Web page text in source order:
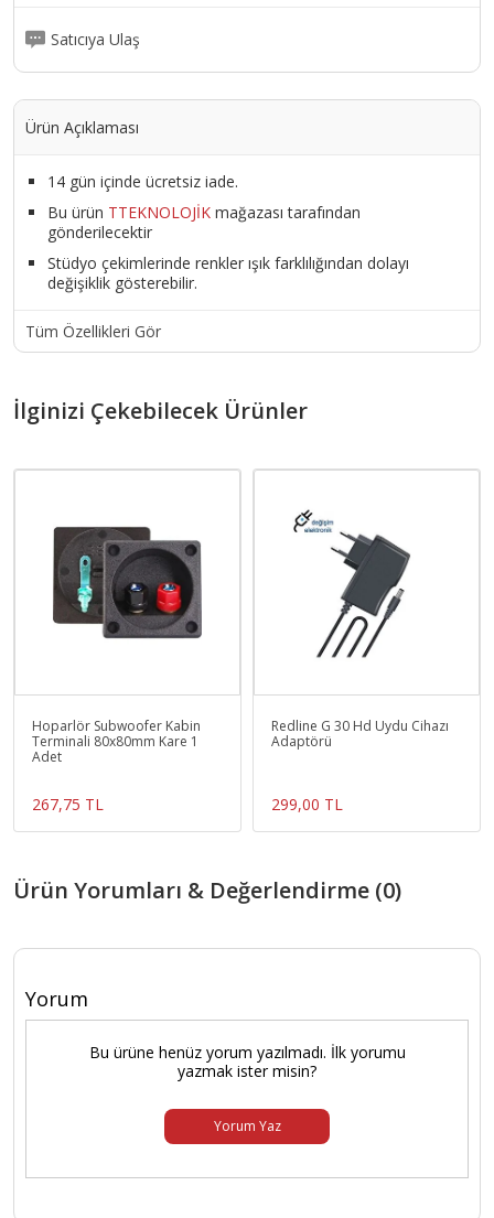
Satıcıya Ulaş
Ürün Açıklaması
14 gün içinde ücretsiz iade.
Bu ürün TTEKNOLOJİK mağazası tarafından
gönderilecektir
Stüdyo çekimlerinde renkler ışık farklılığından dolayı
değişiklik gösterebilir.
Tüm Özellikleri Gör
İlginizi Çekebilecek Ürünler
Hoparlör Subwoofer Kabin
Terminali 80x80mm Kare 1
Adet
267,75 TL
Redline G 30 Hd Uydu Cihazı
Adaptörü
299,00 TL
Ürün Yorumları & Değerlendirme (0)
Yorum
Bu ürüne henüz yorum yazılmadı. İlk yorumu
yazmak ister misin?
Yorum Yaz